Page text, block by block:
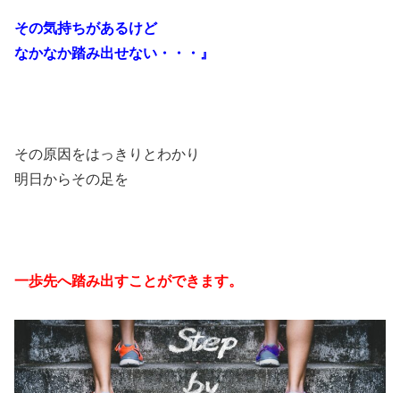
その気持ちがあるけど
なかなか踏み出せない・・・』
その原因をはっきりとわかり
明日からその足を
一歩先へ踏み出すことができます。